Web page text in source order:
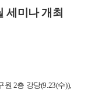
세미나 개최
원 2층 강당(9.23(수)),